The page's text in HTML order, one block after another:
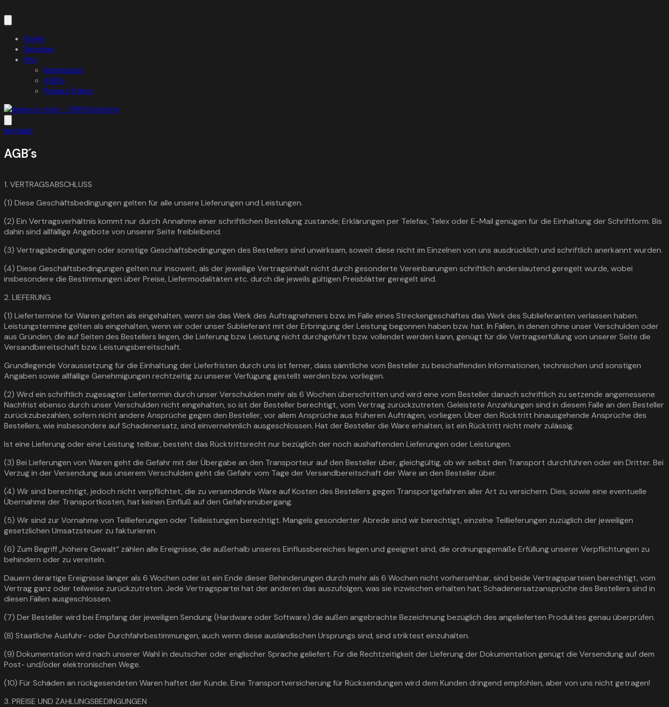
Inhalt
Home
Services
Info
Impressum
AGB´s
Privacy Policy
Kontakt
AGB´s
1. VERTRAGSABSCHLUSS
(1) Diese Geschäftsbedingungen gelten für alle unsere Lieferungen und Leistungen.
(2) Ein Vertragsverhältnis kommt nur durch Annahme einer schriftlichen Bestellung zustande; Erklärungen per Telefax, Telex oder E-Mail genügen für die Einhaltung der Schriftform. Bis
dahin sind allfällige Angebote von unserer Seite freibleibend.
(3) Vertragsbedingungen oder sonstige Geschäftsbedingungen des Bestellers sind unwirksam, soweit diese nicht im Einzelnen von uns ausdrücklich und schriftlich anerkannt wurden.
(4) Diese Geschäftsbedingungen gelten nur insoweit, als der jeweilige Vertragsinhalt nicht durch gesonderte Vereinbarungen schriftlich anderslautend geregelt wurde, wobei
insbesondere die Bestimmungen über Preise, Liefermodalitäten etc. durch die jeweils gültigen Preisblätter geregelt sind.
2. LIEFERUNG
(1) Liefertermine für Waren gelten als eingehalten, wenn sie das Werk des Auftragnehmers bzw. im Falle eines Streckengeschäftes das Werk des Sublieferanten verlassen haben.
Leistungstermine gelten als eingehalten, wenn wir oder unser Sublieferant mit der Erbringung der Leistung begonnen haben bzw. hat. In Fällen, in denen ohne unser Verschulden oder
aus Gründen, die auf Seiten des Bestellers liegen, die Lieferung bzw. Leistung nicht durchgeführt bzw. vollendet werden kann, genügt für die Vertragserfüllung von unserer Seite die
Versandbereitschaft bzw. Leistungsbereitschaft.
Grundlegende Voraussetzung für die Einhaltung der Lieferfristen durch uns ist ferner, dass sämtliche vom Besteller zu beschaffenden Informationen, technischen und sonstigen
Angaben sowie allfällige Genehmigungen rechtzeitig zu unserer Verfügung gestellt werden bzw. vorliegen.
(2) Wird ein schriftlich zugesagter Liefertermin durch unser Verschulden mehr als 6 Wochen überschritten und wird eine vom Besteller danach schriftlich zu setzende angemessene
Nachfrist ebenso durch unser Verschulden nicht eingehalten, so ist der Besteller berechtigt, vom Vertrag zurückzutreten. Geleistete Anzahlungen sind in diesem Falle an den Besteller
zurückzubezahlen, sofern nicht andere Ansprüche gegen den Besteller, vor allem Ansprüche aus früheren Aufträgen, vorliegen. Über den Rücktritt hinausgehende Ansprüche des
Bestellers, wie insbesondere auf Schadenersatz, sind einvernehmlich ausgeschlossen. Hat der Besteller die Ware erhalten, ist ein Rücktritt nicht mehr zulässig.
Ist eine Lieferung oder eine Leistung teilbar, besteht das Rücktrittsrecht nur bezüglich der noch aushaftenden Lieferungen oder Leistungen.
(3) Bei Lieferungen von Waren geht die Gefahr mit der Übergabe an den Transporteur auf den Besteller über, gleichgültig, ob wir selbst den Transport durchführen oder ein Dritter. Bei
Verzug in der Versendung aus unserem Verschulden geht die Gefahr vom Tage der Versandbereitschaft der Ware an den Besteller über.
(4) Wir sind berechtigt, jedoch nicht verpflichtet, die zu versendende Ware auf Kosten des Bestellers gegen Transportgefahren aller Art zu versichern. Dies, sowie eine eventuelle
Übernahme der Transportkosten, hat keinen Einfluß auf den Gefahrenübergang.
(5) Wir sind zur Vornahme von Teillieferungen oder Teilleistungen berechtigt. Mangels gesonderter Abrede sind wir berechtigt, einzelne Teillieferungen zuzüglich der jeweiligen
gesetzlichen Umsatzsteuer zu fakturieren.
(6) Zum Begriff „höhere Gewalt“ zählen alle Ereignisse, die außerhalb unseres Einflussbereiches liegen und geeignet sind, die ordnungsgemäße Erfüllung unserer Verpflichtungen zu
behindern oder zu vereiteln.
Dauern derartige Ereignisse länger als 6 Wochen oder ist ein Ende dieser Behinderungen durch mehr als 6 Wochen nicht vorhersehbar, sind beide Vertragsparteien berechtigt, vom
Vertrag ganz oder teilweise zurückzutreten. Jede Vertragspartei hat der anderen das auszufolgen, was sie inzwischen erhalten hat; Schadenersatzansprüche des Bestellers sind in
diesen Fällen ausgeschlossen.
(7) Der Besteller wird bei Empfang der jeweiligen Sendung (Hardware oder Software) die außen angebrachte Bezeichnung bezüglich des angelieferten Produktes genau überprüfen.
(8) Staatliche Ausfuhr- oder Durchfahrbestimmungen, auch wenn diese ausländischen Ursprungs sind, sind striktest einzuhalten.
(9) Dokumentation wird nach unserer Wahl in deutscher oder englischer Sprache geliefert. Für die Rechtzeitigkeit der Lieferung der Dokumentation genügt die Versendung auf dem
Post- und/oder elektronischen Wege.
(10) Für Schäden an rückgesendeten Waren haftet der Kunde. Eine Transportversicherung für Rücksendungen wird dem Kunden dringend empfohlen, aber von uns nicht getragen!
3. PREISE UND ZAHLUNGSBEDINGUNGEN